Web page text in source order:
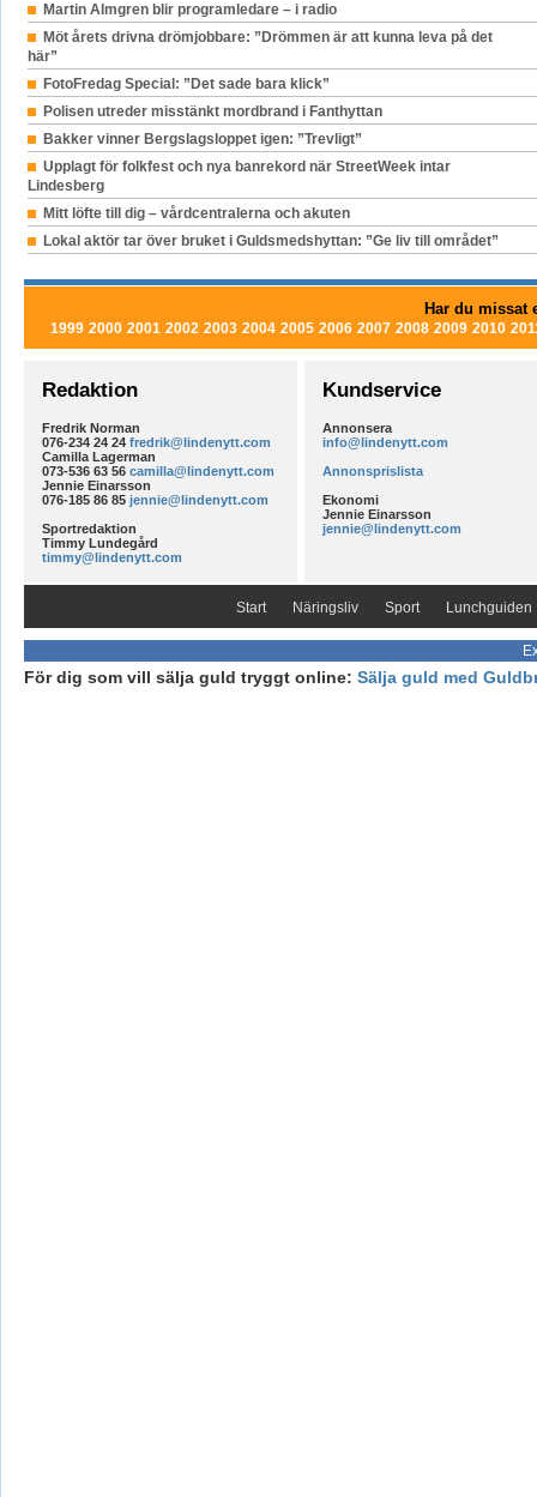
Martin Almgren blir programledare – i radio
Möt årets drivna drömjobbare: ”Drömmen är att kunna leva på det
här”
FotoFredag Special: ”Det sade bara klick”
Polisen utreder misstänkt mordbrand i Fanthyttan
Bakker vinner Bergslagsloppet igen: ”Trevligt”
Upplagt för folkfest och nya banrekord när StreetWeek intar
Lindesberg
Mitt löfte till dig – vårdcentralerna och akuten
Lokal aktör tar över bruket i Guldsmedshyttan: ”Ge liv till området”
Har du missat
1999 2000 2001 2002 2003 2004 2005 2006 2007 2008 2009 2010
Redaktion
Fredrik Norman
076-234 24 24 fredrik@lindenytt.com
Camilla Lagerman
073-536 63 56 camilla@lindenytt.com
Jennie Einarsson
076-185 86 85 jennie@lindenytt.com
Sportredaktion
Timmy Lundegård
timmy@lindenytt.com
Kundservice
Annonsera
info@lindenytt.com
Annonsprislista
Ekonomi
Jennie Einarsson
jennie@lindenytt.com
Start Näringsliv Sport Lunchguiden
För dig som vill sälja guld tryggt online: Sälja guld med